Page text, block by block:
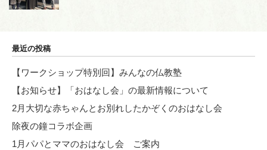
最近の投稿
【ワークショップ特別回】みんなの仏教塾
【お知らせ】「おはなし会」の最新情報について
2月大切な赤ちゃんとお別れしたかぞくのおはなし会
除夜の鐘コラボ企画
1月パパとママのおはなし会 ご案内